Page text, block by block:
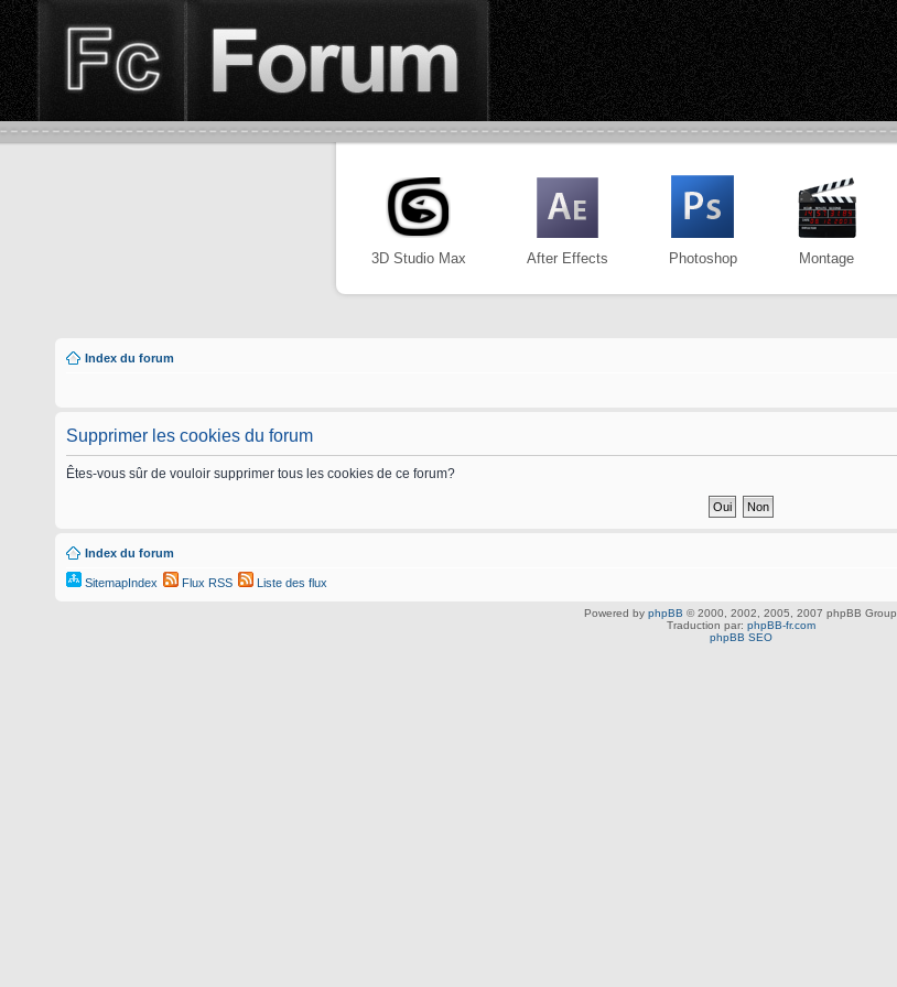
3D Studio Max After Effects Photoshop Montage
Index du forum
Supprimer les cookies du forum
Êtes-vous sûr de vouloir supprimer tous les cookies de ce forum?
Index du forum
SitemapIndex Flux RSS Liste des flux
Powered by phpBB © 2000, 2002, 2005, 2007 phpBB Group
Traduction par: phpBB-fr.com
phpBB SEO